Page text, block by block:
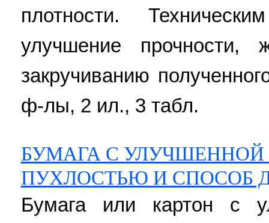
плотности.
улучшение прочности,
закручиванию
ф-лы, 2 ил., 3 табл.
БУМАГА С
ПУХЛОСТЬЮ И СПОСОБ
Бумага или картон с